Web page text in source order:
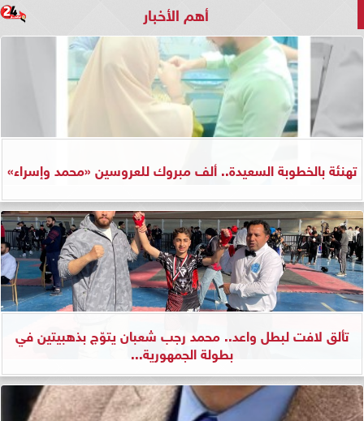
أهم الأخبار
تهنئة بالخطوبة السعيدة.. ألف مبروك للعروسين «محمد وإسراء»
تألق لافت لبطل واعد.. محمد رجب شعبان يتوّج بذهبيتين في
بطولة الجمهورية...